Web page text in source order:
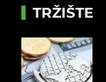
TRŽIŠTE